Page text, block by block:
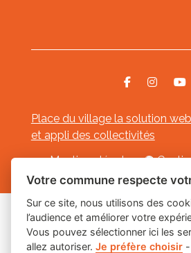
Place du village la solution web
et appli des collectivités
Mentions légales-
Les labels
Votre commune respecte
Sur ce site, nous utilisons des
l’audience et améliorer votre
Vous pouvez sélectionner ici les
allez autoriser.Je préfère choisir -